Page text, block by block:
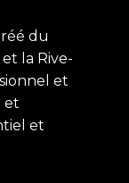
du
la Rive-
et
et
et